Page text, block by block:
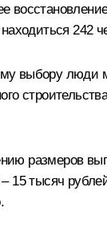
242
выбору люди
размеров
15 тысяч